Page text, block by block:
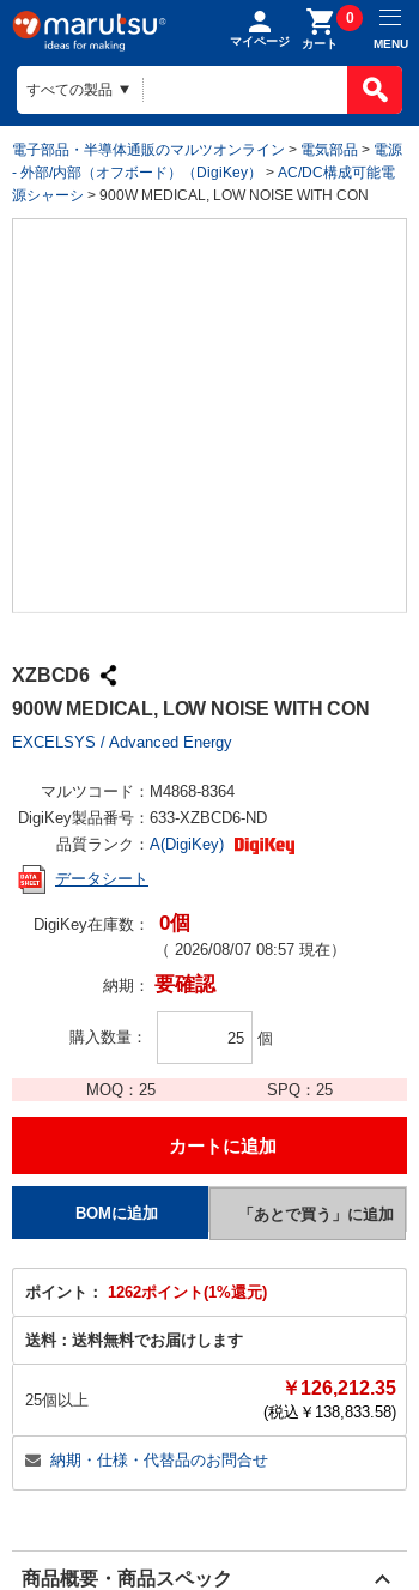
マイページ カート
0
MENU
電子部品・半導体通販のマルツオンライン > 電気部品 > 電源
- 外部/内部（オフボード）（DigiKey）
> AC/DC構成可能電
源シャーシ > 900W MEDICAL, LOW NOISE WITH CON
XZBCD6
900W MEDICAL, LOW NOISE WITH CON
EXCELSYS / Advanced Energy
マルツコード： M4868-8364
DigiKey製品番号： 633-XZBCD6-ND
品質ランク： A(DigiKey)
データシート
DigiKey在庫数： 0個
（ 2026/08/07 08:57 現在）
納期： 要確認
購入数量 個
MOQ： 25 SPQ：25
ポイント： 1262ポイント(1%還元)
送料： 送料無料でお届けします
25個以上
￥126,212.35
(税込￥ 138,833.58)
納期・仕様・代替品のお問合せ
商品概要・商品スペック